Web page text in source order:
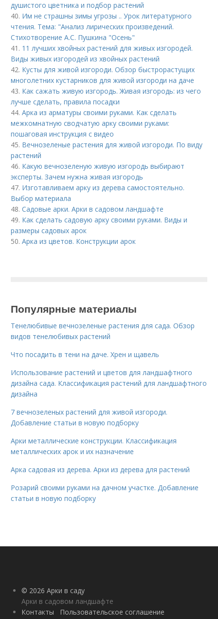
душистого цветника и подбор растений
40. Им не страшны зимы угрозы .. Урок литературного
чтения. Тема: "Анализ лирических произведений.
Стихотворение А.С. Пушкина "Осень"
41. 11 лучших хвойных растений для живых изгородей.
Виды живых изгородей из хвойных растений
42. Кусты для живой изгороди. Обзор быстрорастущих
многолетних кустарников для живой изгороди на даче
43. Как сажать живую изгородь. Живая изгородь: из чего
лучше сделать, правила посадки
44.Арка из арматуры своими руками. Как сделать
межкомнатную сводчатую арку своими руками:
пошаговая инструкция с видео
45. Вечнозеленые растения для живой изгороди. По виду
растений
46. Какую вечнозеленую живую изгородь выбирают
эксперты. Зачем нужна живая изгородь
47. Изготавливаем арку из дерева самостоятельно.
Выбор материала
48.Садовые арки. Арки в садовом ландшафте
49. Как сделать садовую арку своими руками. Виды и
размеры садовых арок
50.Арка из цветов. Конструкции арок
Популярные материалы
Тенелюбивые вечнозеленые растения для сада. Обзор
видов тенелюбивых растений
Что посадить в тени на даче. Хрен и щавель
Использование растений и цветов для ландшафтного
дизайна сада. Классификация растений для ландшафтного
дизайна
7 вечнозеленых растений для живой изгороди.
Добавление статьи в новую подборку
Арки металлические конструкции. Классификация
металлических арок и их назначение
Арка садовая из дерева. Арки из дерева для растений
Розарий своими руками на дачном участке. Добавление
статьи в новую подборку
© 2026 Арки в саду
Арки в садовом ландшафте
Контакты
Пользовательское соглашение